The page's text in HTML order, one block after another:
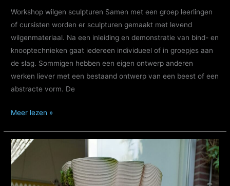
Workshop wilgen sculpturen Samen met een groep leerlingen
of cursisten worden er sculpturen gemaakt met levend
wilgenmateriaal. Na een inleiding en demonstratie van bind- en
knooptechnieken gaat iedereen individueel of in groepjes aan
de slag. Sommigen hebben een eigen ontwerp anderen
werken liever met een bestaand ontwerp van een beest of een
abstracte vorm. De
Wilgen
Eerste
indrukken
van
diverse
Meer lezen »